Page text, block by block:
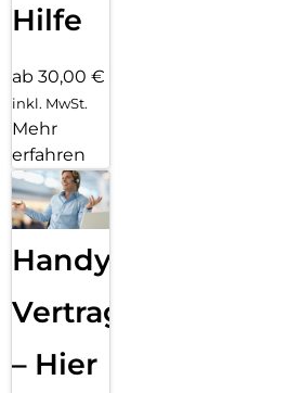
Hilfe
ab 30,00 €
inkl. MwSt.
Mehr
erfahren
Handy
Vertragsabwicklung
– Hier